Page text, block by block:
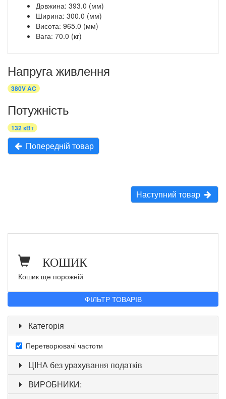
Довжина: 393.0 (мм)
Ширина: 300.0 (мм)
Висота: 965.0 (мм)
Вага: 70.0 (кг)
Напруга живлення
380V AC
Потужність
132 кВт
Попередній товар
Наступний товар
КОШИК
Кошик ще порожній
ФІЛЬТР ТОВАРІВ
Категорія
Перетворювачі частоти
ЦІНА без урахування податків
ВИРОБНИКИ: